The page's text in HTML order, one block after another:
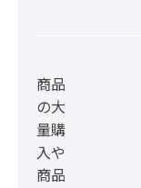
商品
の大
量購
入や
商品